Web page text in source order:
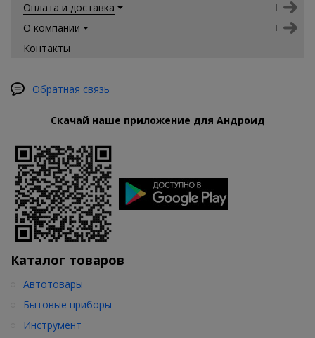
Оплата и доставка
О компании
Контакты
Обратная связь
Скачай наше приложение для Андроид
Каталог товаров
Автотовары
Бытовые приборы
Инструмент